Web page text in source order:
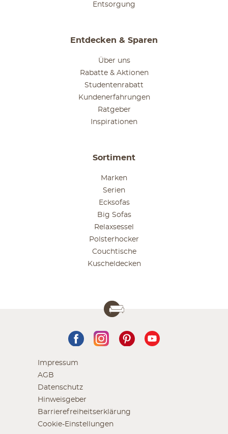
Entsorgung
Entdecken & Sparen
Über uns
Rabatte & Aktionen
Studentenrabatt
Kundenerfahrungen
Ratgeber
Inspirationen
Sortiment
Marken
Serien
Ecksofas
Big Sofas
Relaxsessel
Polsterhocker
Couchtische
Kuscheldecken
Impressum
AGB
Datenschutz
Hinweisgeber
Barrierefreiheitserklärung
Cookie-Einstellungen